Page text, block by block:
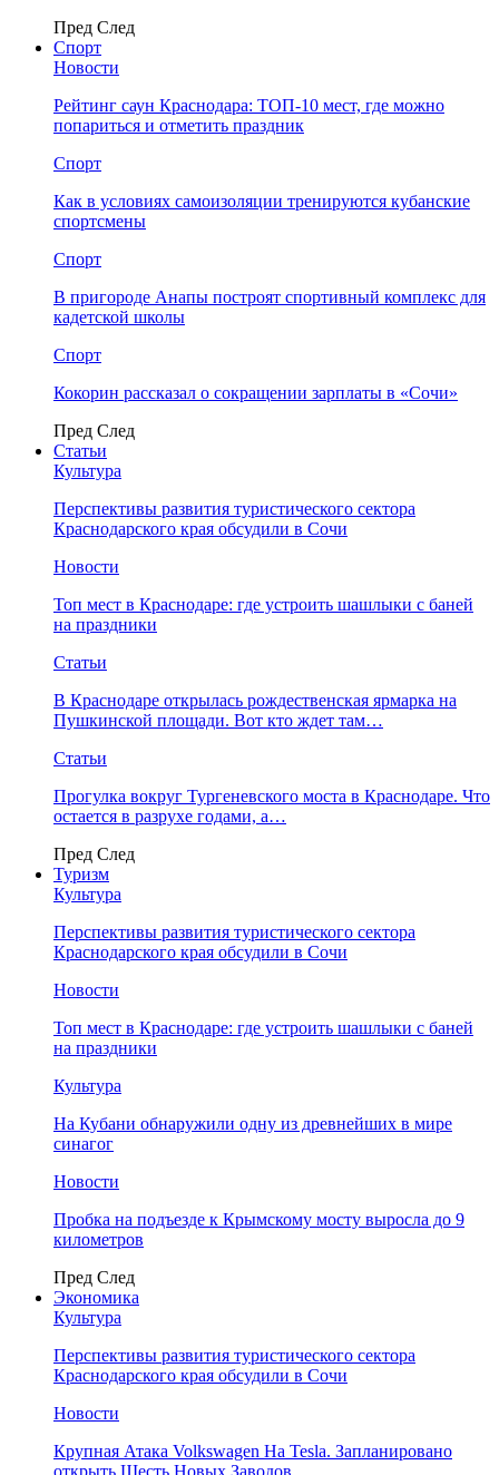
Пред След
Спорт
Новости
Рейтинг саун Краснодара: ТОП-10 мест, где можно
попариться и отметить праздник
Спорт
Как в условиях самоизоляции тренируются кубанские
спортсмены
Спорт
В пригороде Анапы построят спортивный комплекс для
кадетской школы
Спорт
Кокорин рассказал о сокращении зарплаты в «Сочи»
Пред След
Статьи
Культура
Перспективы развития туристического сектора
Краснодарского края обсудили в Сочи
Новости
Топ мест в Краснодаре: где устроить шашлыки с баней
на праздники
Статьи
В Краснодаре открылась рождественская ярмарка на
Пушкинской площади. Вот кто ждет там…
Статьи
Прогулка вокруг Тургеневского моста в Краснодаре. Что
остается в разрухе годами, а…
Пред След
Туризм
Культура
Перспективы развития туристического сектора
Краснодарского края обсудили в Сочи
Новости
Топ мест в Краснодаре: где устроить шашлыки с баней
на праздники
Культура
На Кубани обнаружили одну из древнейших в мире
синагог
Новости
Пробка на подъезде к Крымскому мосту выросла до 9
километров
Пред След
Экономика
Культура
Перспективы развития туристического сектора
Краснодарского края обсудили в Сочи
Новости
Крупная Атака Volkswagen На Tesla. Запланировано
открыть Шесть Новых Заводов